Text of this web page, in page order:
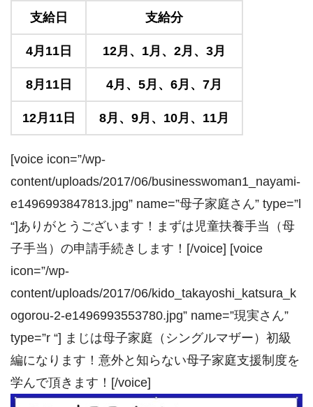
支給日 支給分
4月11日 12月、1月、2月、3月
8月11日 4月、5月、6月、7月
12月11日 8月、9月、10月、11月
[voice icon=”/wp-
content/uploads/2017/06/businesswoman1_nayami-
e1496993847813.jpg” name=”母子家庭さん” type=”l
“]ありがとうございます！まずは児童扶養手当（母
子手当）の申請手続きします！[/voice] [voice
icon=”/wp-
content/uploads/2017/06/kido_takayoshi_katsura_k
ogorou-2-e1496993553780.jpg” name=”現実さん”
type=”r “] まじは母子家庭（シングルマザー）初級
編になります！意外と知らない母子家庭支援制度を
学んで頂きます！[/voice]